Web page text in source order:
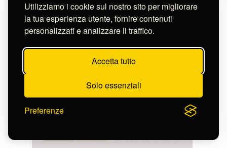
Utilizziamo i cookie sul nostro sito per migliorare
la tua esperienza utente, fornire contenuti
personalizzati e analizzare il traffico.
Accetta tutto
Solo essenziali
Preferenze
Feoli Vincenzo
DV TEMPLE DE LA CONCORDE A ROME